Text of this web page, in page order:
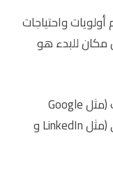
واحتياجات
مكان للبدء هو
ابدأ بالخوض في التحليلات – من موقعك (مثل Google
Analytics) أو وسائل التواصل الاجتماعي (مثل LinkedIn و